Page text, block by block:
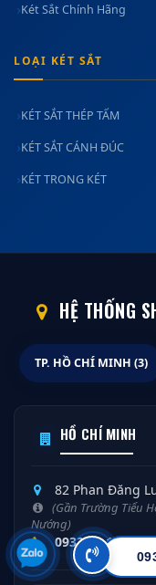
Két Sắt Chính Hãng
LOẠI KÉT SẮT
KÉT SẮT THÉP TẤM
KÉT SẮT CÁNH ĐÚC
KÉT TRONG KÉT
HỆ THỐNG
TP. HỒ CHÍ MINH (3)
HỒ CHÍ MINH
82 Phan Đăng
(Gần Trường Tiểu
Nướng)
0933.48.1979/